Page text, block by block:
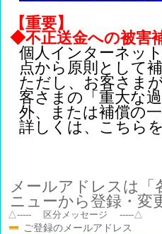
△----- 区分メッセージ -----△
ご登録のメールアドレス